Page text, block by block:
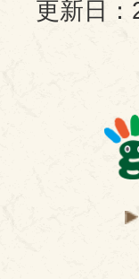
更新日：